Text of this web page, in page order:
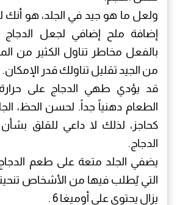
ولعل ما هو جيد في الجلد، هو
إضافة ملح إضافي لجعل الدجاج
بالفعل مخاطر تناول الكثير من
من الجيد تقليل تناولك قدر الإمكان.
قد يؤدي طهي الدجاج على
الطعام دهنياً جداً. لحسن الحظ،
كحاجز، لذلك لا داعي للقلق
الدجاج.
يضفي الجلد متعة على طعم
التي يُطلب فيها من الأشخاص
يزال يحتوي على أوميغا 6 .